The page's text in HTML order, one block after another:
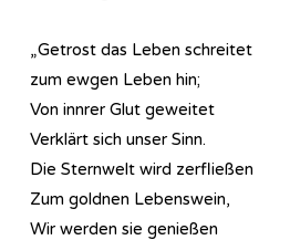
„Getrost das Leben schreitet
zum ewgen Leben hin;
Von innrer Glut geweitet
Verklärt sich unser Sinn.
Die Sternwelt wird zerfließen
Zum goldnen Lebenswein,
Wir werden sie genießen